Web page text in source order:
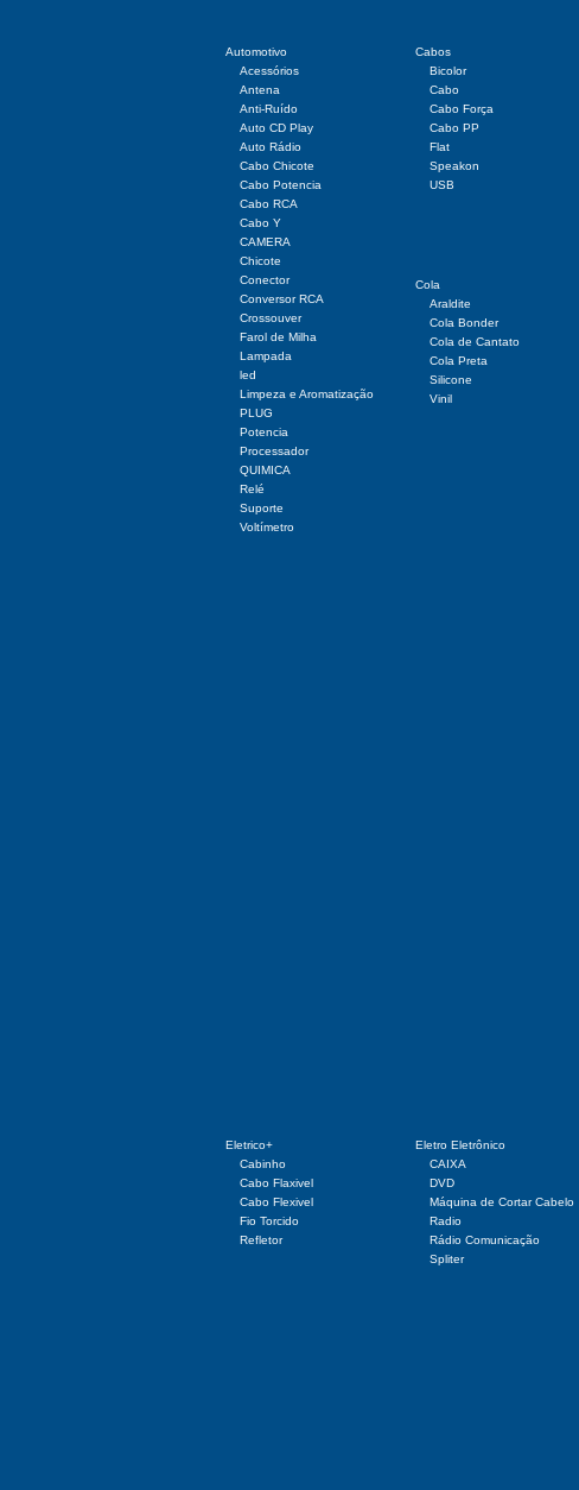
Automotivo
Acessórios
Antena
Anti-Ruído
Auto CD Play
Auto Rádio
Cabo Chicote
Cabo Potencia
Cabo RCA
Cabo Y
CAMERA
Chicote
Conector
Conversor RCA
Crossouver
Farol de Milha
Lampada
led
Limpeza e Aromatização
PLUG
Potencia
Processador
QUIMICA
Relé
Suporte
Voltímetro
Cabos
Bicolor
Cabo
Cabo Força
Cabo PP
Flat
Speakon
USB
Cola
Araldite
Cola Bonder
Cola de Cantato
Cola Preta
Silicone
Vinil
Eletrico+
Cabinho
Cabo Flaxivel
Cabo Flexivel
Fio Torcido
Refletor
Eletro Eletrônico
CAIXA
DVD
Máquina de Cortar Cabelo
Radio
Rádio Comunicação
Spliter